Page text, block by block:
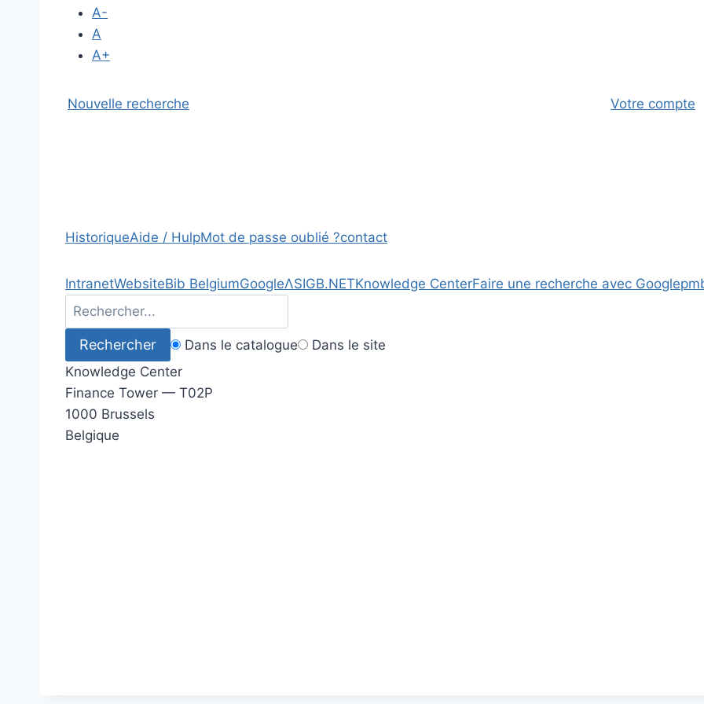
A-
A
A+
Nouvelle recherche Votre compte
HistoriqueAide / HulpMot de passe oublié ?contact
IntranetWebsiteBib BelgiumGoogleΛSIGB.NETKnowledge CenterFaire une recherche avec Google
Dans le catalogue
Dans le site
Knowledge Center
Finance Tower — T02P
1000 Brussels
Belgique